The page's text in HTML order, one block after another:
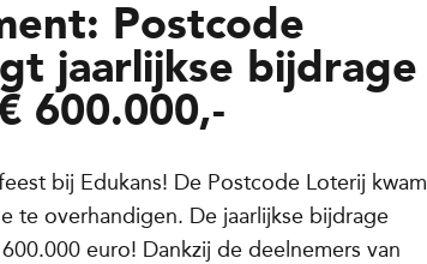
Postcode
jaarlijkse bijdrage
600.000,-
bij Edukans! De Postcode Loterij kwam
te overhandigen. De jaarlijkse bijdrage
euro! Dankzij de deelnemers van